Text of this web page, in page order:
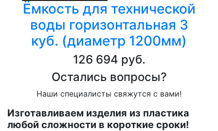
Ёмкость для технической
воды горизонтальная 3
куб. (диаметр 1200мм)
126 694 руб.
Остались вопросы?
Наши специалисты свяжутся с вами!
Изготавливаем изделия из пластика
любой сложности в короткие сроки!